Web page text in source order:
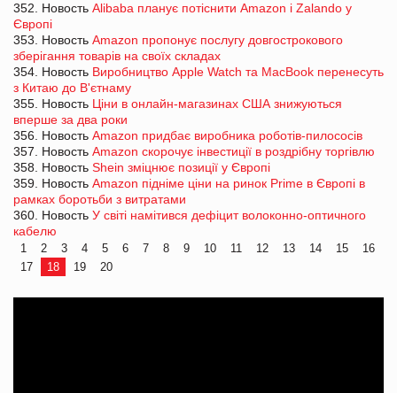
352. Новость Alibaba планує потіснити Amazon і Zalando у
Європі
353. Новость Amazon пропонує послугу довгострокового
зберігання товарів на своїх складах
354. Новость Виробництво Apple Watch та MacBook перенесуть
з Китаю до В'єтнаму
355. Новость Ціни в онлайн-магазинах США знижуються
вперше за два роки
356. Новость Amazon придбає виробника роботів-пилососів
357. Новость Amazon скорочує інвестиції в роздрібну торгівлю
358. Новость Shein зміцнює позиції у Європі
359. Новость Amazon підніме ціни на ринок Prime в Європі в
рамках боротьби з витратами
360. Новость У світі намітився дефіцит волоконно-оптичного
кабелю
1 2 3 4 5 6 7 8 9 10 11 12 13 14 15
16
17
18 19 20